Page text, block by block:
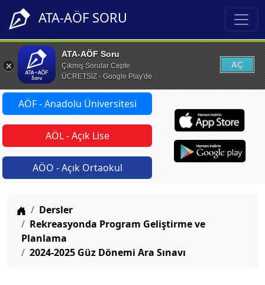
ATA-AÖF SORU
ATA-AÖF Soru
Çıkmış Sorular Cepte
ÜCRETSİZ - Google Play'de
AÇ
AÖF - Anadolu Üniversitesi
AÖL - Açık Lise
AÖO - Açık Ortaokul
Anasayfa
Dersler
Rekreasyonda Program Geliştirme ve
Planlama
2024-2025 Güz Dönemi Ara Sınavı